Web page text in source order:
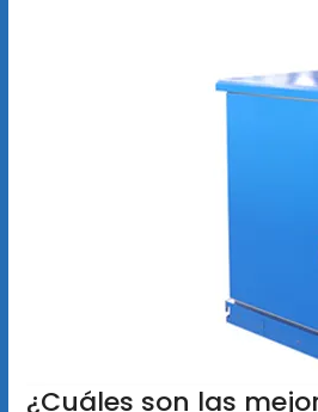
¿Cuáles son las